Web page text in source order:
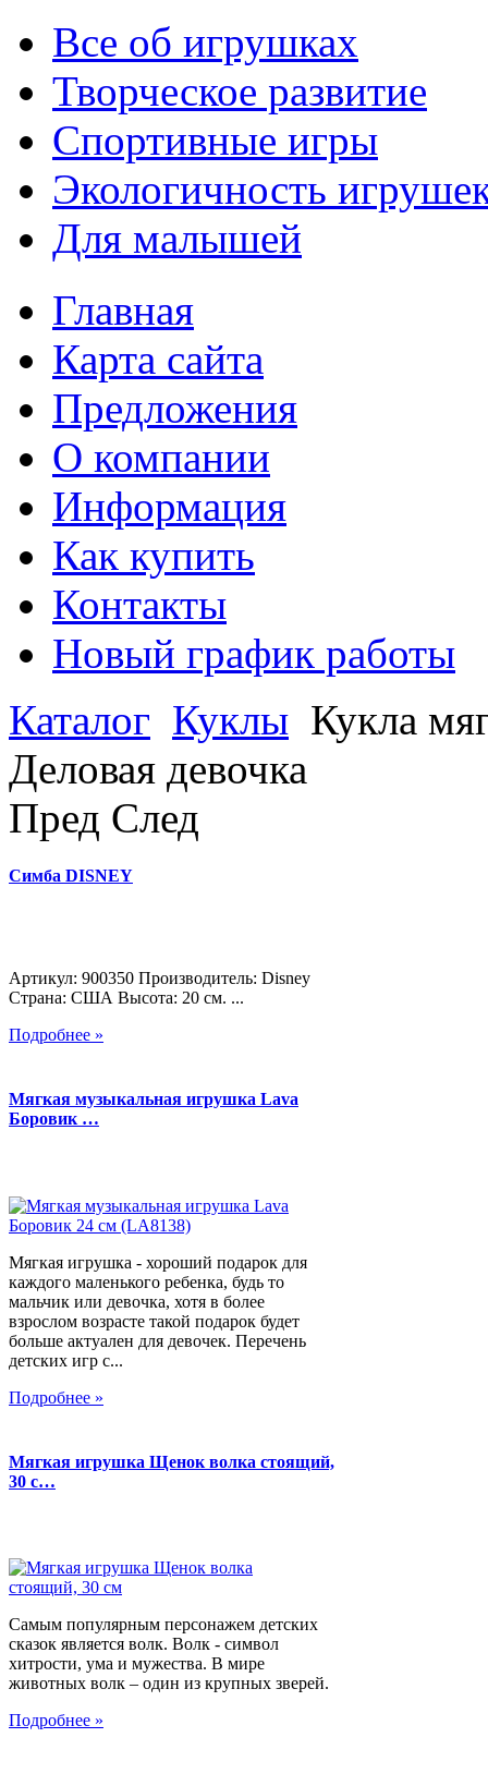
Все об игрушках
Творческое развитие
Спортивные игры
Экологичность
Для малышей
Главная
Карта сайта
Предложения
О компании
Информация
Как купить
Контакты
Новый график работы
Каталог Куклы Кукла
Деловая девочка
Пред След
Симба DISNEY
Артикул: 900350 Производитель: Disney
Страна: США Высота: 20 см. ...
Подробнее »
Мягкая музыкальная игрушка Lava
Боровик …
Мягкая игрушка - хороший подарок для
каждого маленького ребенка, будь то
мальчик или девочка, хотя в более
взрослом возрасте такой подарок будет
больше актуален для девочек. Перечень
детских игр с...
Подробнее »
Мягкая игрушка Щенок волка стоящий,
30 с…
Самым популярным персонажем детских
сказок является волк. Волк - символ
хитрости, ума и мужества. В мире
животных волк – один из крупных зверей.
Подробнее »